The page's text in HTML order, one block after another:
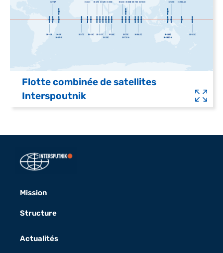
Flotte combinée de satellites
Interspoutnik
Mission
Structure
Actualités